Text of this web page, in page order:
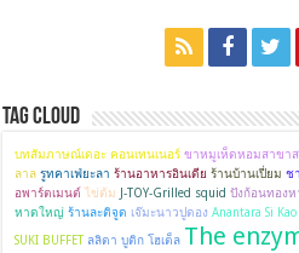
Tag Cloud
บทสัมภาษณ์เดอะ คอนเทนเนอร์ ขาหมูเห็ดหอมสาขา
ลาล รูทคาเฟ่ยะลา ร้านอาหารอินเดีย ร้านบ้านเปี่ยม ช
อพาร์ตเมนต์ ไข่ต้ม J-TOY-Grilled squid ปังก้อนทอง
หาดใหญ่ ร้านละติจูด เจ๊มะนาวปูดอง Anantara Si
SUKI BUFFET ลลิตา บูติก โฮเต็ล The